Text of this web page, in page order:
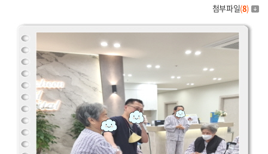
첨부파일(8)